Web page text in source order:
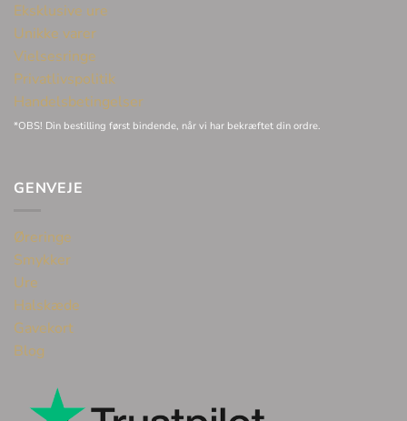
Eksklusive ure
Unikke varer
Vielsesringe
Privatlivspolitik
Handelsbetingelser
*OBS! Din bestilling først bindende, når vi har bekræftet din ordre.
GENVEJE
Øreringe
Smykker
Ure
Halskæde
Gavekort
Blog